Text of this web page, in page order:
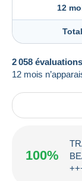
12
Total
2 058
12 mois
100%